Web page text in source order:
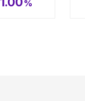
%